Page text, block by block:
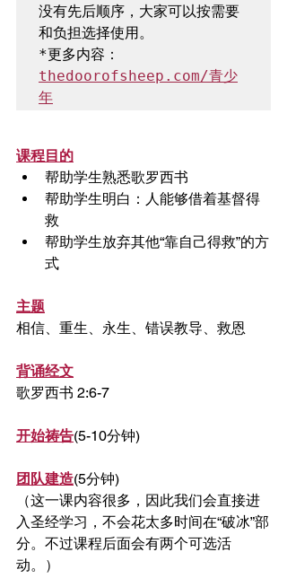
没有先后顺序，大家可以按需要
和负担选择使用。
*更多内容：
thedoorofsheep.com/青少
年
课程目的
帮助学生熟悉歌罗西书
帮助学生明白：人能够借着基督得
救
帮助学生放弃其他“靠自己得救”的方
式
主题
相信、重生、永生、错误教导、救恩
背诵经文
歌罗西书 2:6-7
开始祷告(5-10分钟)
团队建造(5分钟)
（这一课内容很多，因此我们会直接进
入圣经学习，不会花太多时间在“破冰”部
分。不过课程后面会有两个可选活
动。）